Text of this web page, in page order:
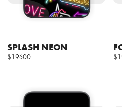
SPLASH NEON
$19600